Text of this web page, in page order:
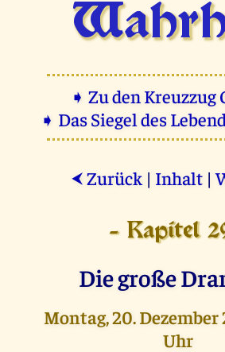
➧ Zu den Kreuzzug
➧ Das Siegel des
⮜ Zurück | Inhalt |
- Kapitel
Die große
Montag, 20. Dezember
Uhr